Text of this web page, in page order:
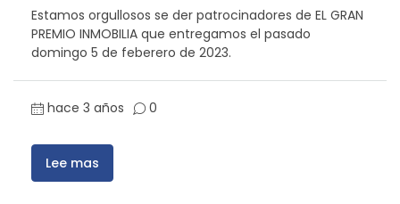
Estamos orgullosos se der patrocinadores de EL GRAN
PREMIO INMOBILIA que entregamos el pasado
domingo 5 de feberero de 2023.
hace 3 años 0
Lee mas